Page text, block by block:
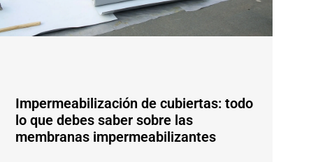
Impermeabilización de cubiertas: todo
lo que debes saber sobre las
membranas impermeabilizantes